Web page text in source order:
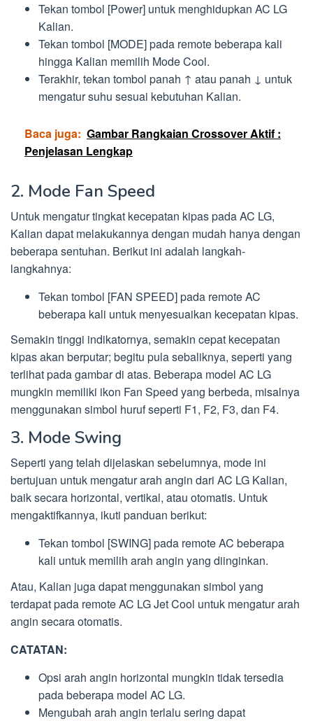
Tekan tombol [Power] untuk menghidupkan AC LG
Kalian.
Tekan tombol [MODE] pada remote beberapa kali
hingga Kalian memilih Mode Cool.
Terakhir, tekan tombol panah ↑ atau panah ↓ untuk
mengatur suhu sesuai kebutuhan Kalian.
Baca juga: Gambar Rangkaian Crossover Aktif :
Penjelasan Lengkap
2. Mode Fan Speed
Untuk mengatur tingkat kecepatan kipas pada AC LG,
Kalian dapat melakukannya dengan mudah hanya dengan
beberapa sentuhan. Berikut ini adalah langkah-
langkahnya:
Tekan tombol [FAN SPEED] pada remote AC
beberapa kali untuk menyesuaikan kecepatan kipas.
Semakin tinggi indikatornya, semakin cepat kecepatan
kipas akan berputar; begitu pula sebaliknya, seperti yang
terlihat pada gambar di atas. Beberapa model AC LG
mungkin memiliki ikon Fan Speed yang berbeda, misalnya
menggunakan simbol huruf seperti F1, F2, F3, dan F4.
3. Mode Swing
Seperti yang telah dijelaskan sebelumnya, mode ini
bertujuan untuk mengatur arah angin dari AC LG Kalian,
baik secara horizontal, vertikal, atau otomatis. Untuk
mengaktifkannya, ikuti panduan berikut:
Tekan tombol [SWING] pada remote AC beberapa
kali untuk memilih arah angin yang diinginkan.
Atau, Kalian juga dapat menggunakan simbol yang
terdapat pada remote AC LG Jet Cool untuk mengatur arah
angin secara otomatis.
CATATAN:
Opsi arah angin horizontal mungkin tidak tersedia
pada beberapa model AC LG.
Mengubah arah angin terlalu sering dapat